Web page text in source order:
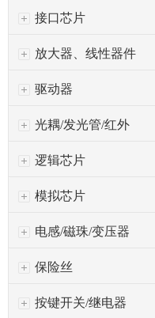
接口芯片
放大器、线性器件
驱动器
光耦/发光管/红外
逻辑芯片
模拟芯片
电感/磁珠/变压器
保险丝
按键开关/继电器